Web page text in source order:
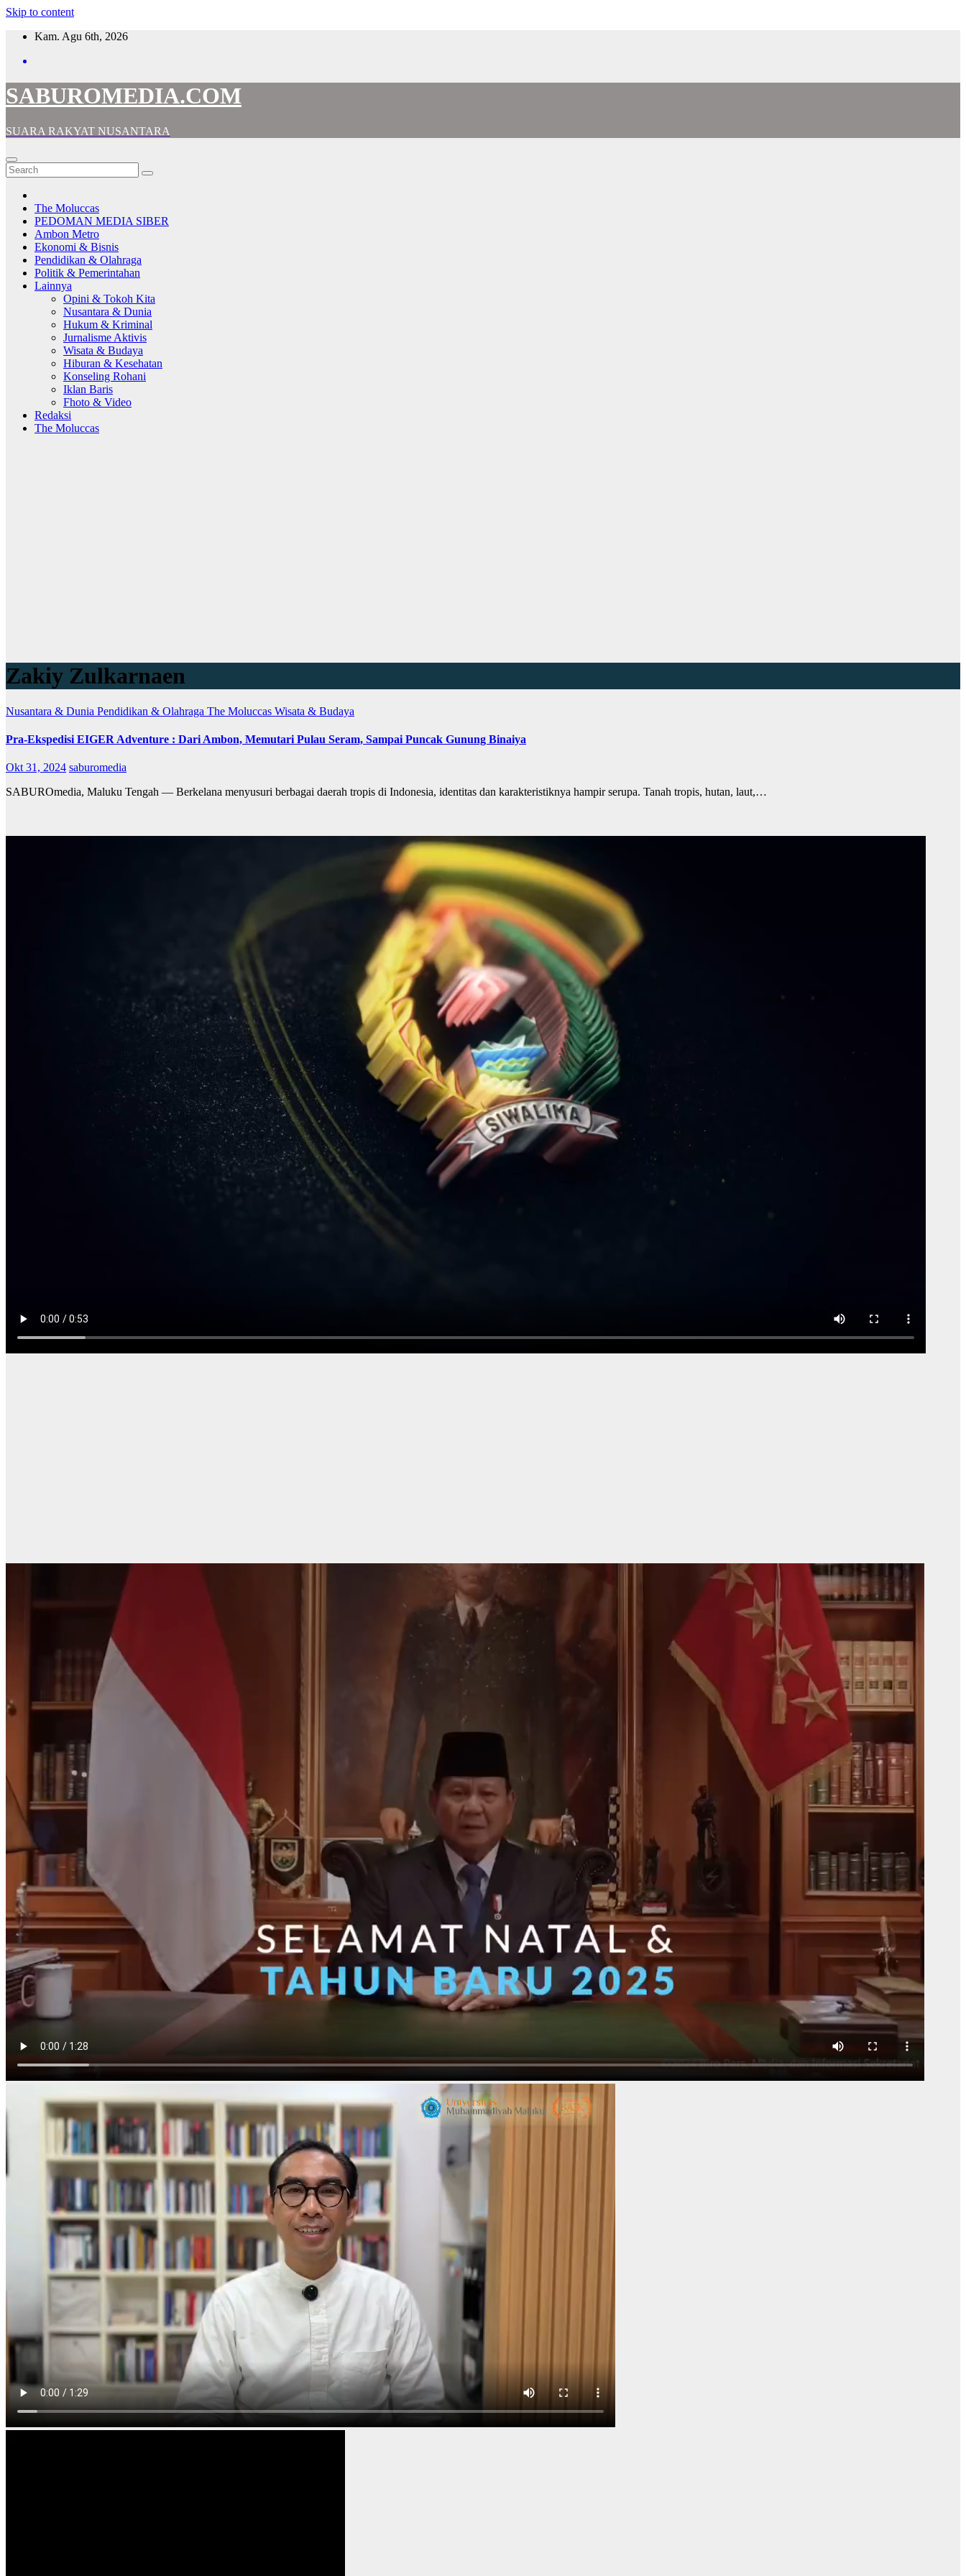
Skip to content
Kam. Agu 6th, 2026
SABUROMEDIA.COM
SUARA RAKYAT NUSANTARA
The Moluccas
PEDOMAN MEDIA SIBER
Ambon Metro
Ekonomi & Bisnis
Pendidikan & Olahraga
Politik & Pemerintahan
Lainnya
Opini & Tokoh Kita
Nusantara & Dunia
Hukum & Kriminal
Jurnalisme Aktivis
Wisata & Budaya
Hiburan & Kesehatan
Konseling Rohani
Iklan Baris
Fhoto & Video
Redaksi
The Moluccas
Zakiy Zulkarnaen
Nusantara & Dunia Pendidikan & Olahraga The Moluccas Wisata & Budaya
Pra-Ekspedisi EIGER Adventure : Dari Ambon, Memutari Pulau Seram, Sampai Puncak Gunung Binaiya
Okt 31, 2024 saburomedia
SABUROmedia, Maluku Tengah — Berkelana menyusuri berbagai daerah tropis di Indonesia, identitas dan karakteristiknya hampir serupa. Tanah tropis, hutan, laut,…